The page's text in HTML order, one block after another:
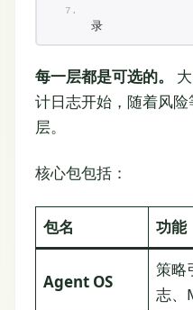
录
每一层都是可选的。
计日志开始，随着风
层。
核心包包括：
包名 功能
Agent OS
策略
志、